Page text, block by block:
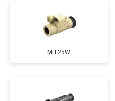
MH 25W